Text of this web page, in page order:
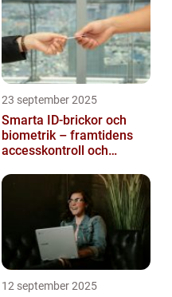
23 september 2025
Smarta ID-brickor och
biometrik – framtidens
accesskontroll och
12 september 2025